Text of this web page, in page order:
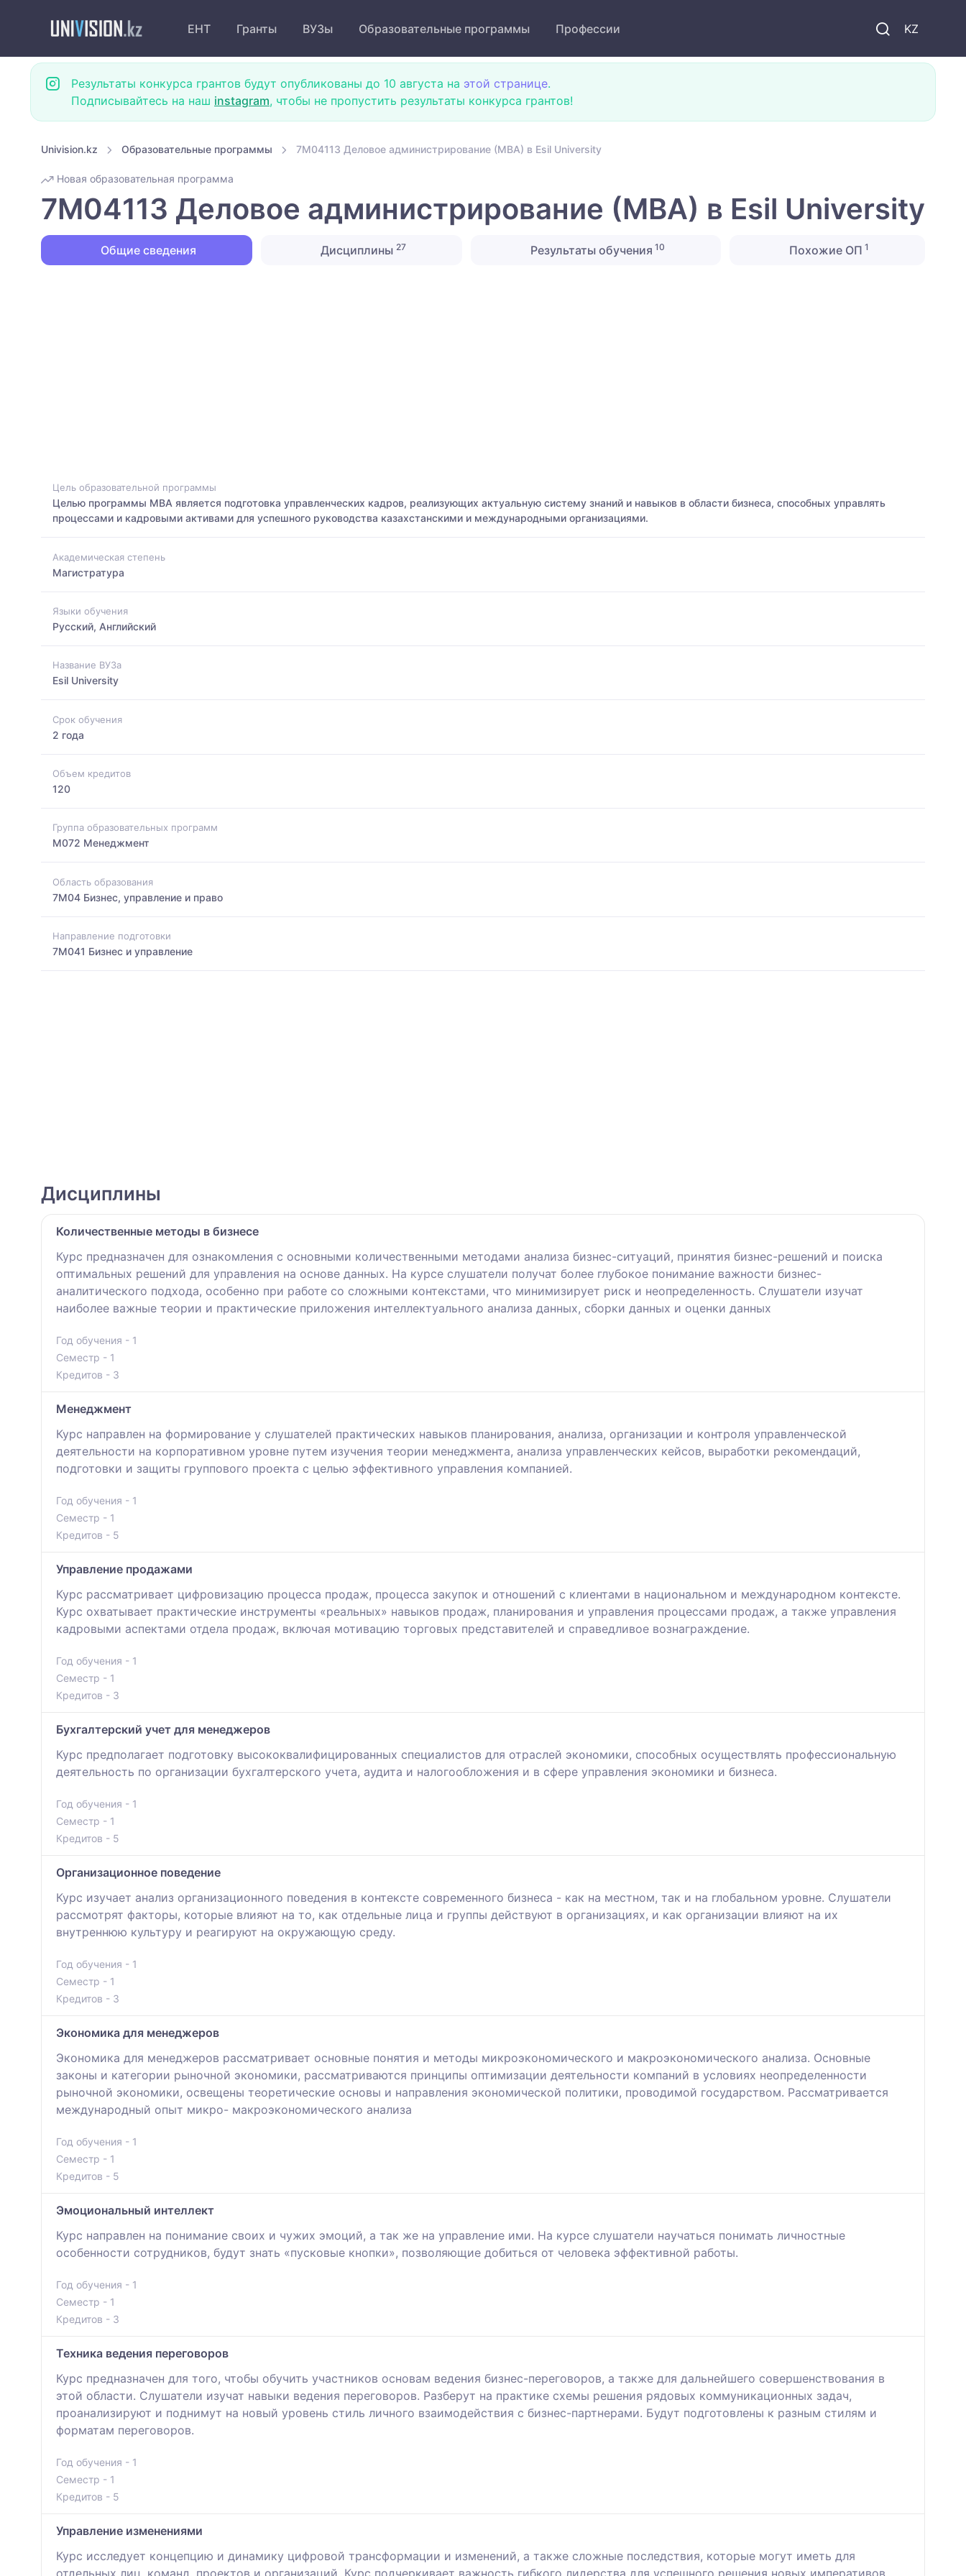
KZ
ЕНТ Гранты ВУЗы Образовательные программы Профессии
Результаты конкурса грантов будут опубликованы до 10 августа на этой странице.
Подписывайтесь на наш instagram, чтобы не пропустить результаты конкурса грантов!
Univision.kz Образовательные программы 7M04113 Деловое администрирование (МВА) в Esil University
Новая образовательная программа
7M04113 Деловое администрирование (МВА) в Esil University
Общие сведения Дисциплины 27 Результаты обучения 10 Похожие ОП 1
Цель образовательной программы
Целью программы МВА является подготовка управленческих кадров, реализующих актуальную систему знаний и навыков в области бизнеса, способных управлять
процессами и кадровыми активами для успешного руководства казахстанскими и международными организациями.
Академическая степень
Магистратура
Языки обучения
Русский, Английский
Название ВУЗа
Esil University
Срок обучения
2 года
Объем кредитов
120
Группа образовательных программ
M072 Менеджмент
Область образования
7M04 Бизнес, управление и право
Направление подготовки
7M041 Бизнес и управление
Дисциплины
Количественные методы в бизнесе
Курс предназначен для ознакомления с основными количественными методами анализа бизнес-ситуаций, принятия бизнес-решений и поиска
оптимальных решений для управления на основе данных. На курсе слушатели получат более глубокое понимание важности бизнес-
аналитического подхода, особенно при работе со сложными контекстами, что минимизирует риск и неопределенность. Слушатели изучат
наиболее важные теории и практические приложения интеллектуального анализа данных, сборки данных и оценки данных
Год обучения - 1
Семестр - 1
Кредитов - 3
Менеджмент
Курс направлен на формирование у слушателей практических навыков планирования, анализа, организации и контроля управленческой
деятельности на корпоративном уровне путем изучения теории менеджмента, анализа управленческих кейсов, выработки рекомендаций,
подготовки и защиты группового проекта с целью эффективного управления компанией.
Год обучения - 1
Семестр - 1
Кредитов - 5
Управление продажами
Курс рассматривает цифровизацию процесса продаж, процесса закупок и отношений с клиентами в национальном и международном контексте.
Курс охватывает практические инструменты «реальных» навыков продаж, планирования и управления процессами продаж, а также управления
кадровыми аспектами отдела продаж, включая мотивацию торговых представителей и справедливое вознаграждение.
Год обучения - 1
Семестр - 1
Кредитов - 3
Бухгалтерский учет для менеджеров
Курс предполагает подготовку высококвалифицированных специалистов для отраслей экономики, способных осуществлять профессиональную
деятельность по организации бухгалтерского учета, аудита и налогообложения и в сфере управления экономики и бизнеса.
Год обучения - 1
Семестр - 1
Кредитов - 5
Организационное поведение
Курс изучает анализ организационного поведения в контексте современного бизнеса - как на местном, так и на глобальном уровне. Слушатели
рассмотрят факторы, которые влияют на то, как отдельные лица и группы действуют в организациях, и как организации влияют на их
внутреннюю культуру и реагируют на окружающую среду.
Год обучения - 1
Семестр - 1
Кредитов - 3
Экономика для менеджеров
Экономика для менеджеров рассматривает основные понятия и методы микроэкономического и макроэкономического анализа. Основные
законы и категории рыночной экономики, рассматриваются принципы оптимизации деятельности компаний в условиях неопределенности
рыночной экономики, освещены теоретические основы и направления экономической политики, проводимой государством. Рассматривается
международный опыт микро- макроэкономического анализа
Год обучения - 1
Семестр - 1
Кредитов - 5
Эмоциональный интеллект
Курс направлен на понимание своих и чужих эмоций, а так же на управление ими. На курсе слушатели научаться понимать личностные
особенности сотрудников, будут знать «пусковые кнопки», позволяющие добиться от человека эффективной работы.
Год обучения - 1
Семестр - 1
Кредитов - 3
Техника ведения переговоров
Курс предназначен для того, чтобы обучить участников основам ведения бизнес-переговоров, а также для дальнейшего совершенствования в
этой области. Слушатели изучат навыки ведения переговоров. Разберут на практике схемы решения рядовых коммуникационных задач,
проанализируют и поднимут на новый уровень стиль личного взаимодействия с бизнес-партнерами. Будут подготовлены к разным стилям и
форматам переговоров.
Год обучения - 1
Семестр - 1
Кредитов - 5
Управление изменениями
Курс исследует концепцию и динамику цифровой трансформации и изменений, а также сложные последствия, которые могут иметь для